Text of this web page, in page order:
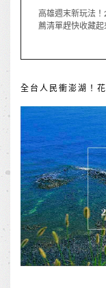
高雄週末新玩法
薦清單趕快收藏起
全台人民衝澎湖！